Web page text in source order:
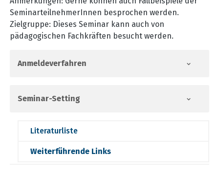
SeminarteilnehmerInnen besprochen werden.
Zielgruppe: Dieses Seminar kann auch von
pädagogischen Fachkräften besucht werden.
Anmeldeverfahren
Seminar-Setting
Literaturliste
Weiterführende Links